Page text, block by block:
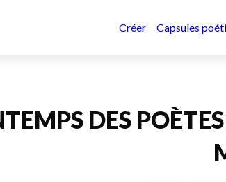
Créer Capsules
DES